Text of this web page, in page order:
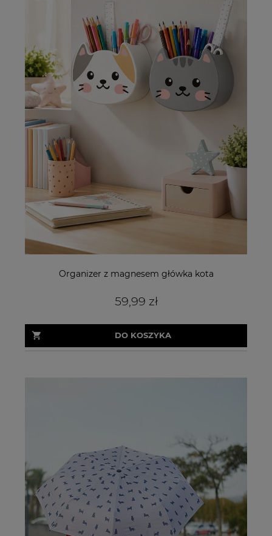
Organizer z magnesem główka kota
59,99 zł
DO KOSZYKA